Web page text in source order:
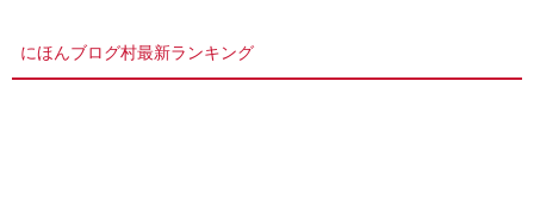
にほんブログ村最新ランキング